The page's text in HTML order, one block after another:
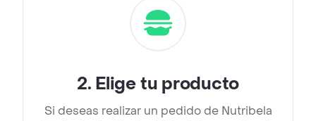
2. Elige tu producto
Si deseas realizar un pedido de Nutribela